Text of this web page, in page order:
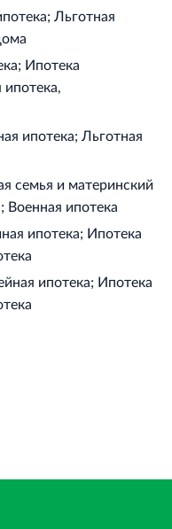
Льготная
Ипотека
ипотека; Льготная
семья и материнский
Военная ипотека
ипотека; Ипотека
ипотека; Ипотека